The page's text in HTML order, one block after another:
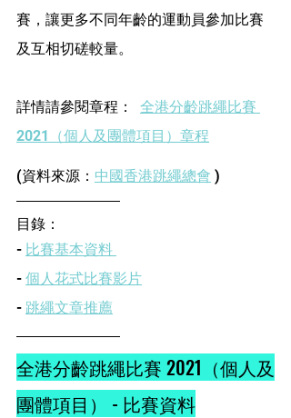
賽，讓更多不同年齡的運動員參加比賽
及互相切磋較量。
詳情請參閱章程：
全港分齡跳繩比賽
2021（個人及團體項目）章程
(資料來源： 中國香港跳繩總會 )
目錄：
- 比賽基本資料
- 個人花式比賽影片
- 跳繩文章推薦
全港分齡跳繩比賽 2021（個人及
團體項目）
- 比賽資料